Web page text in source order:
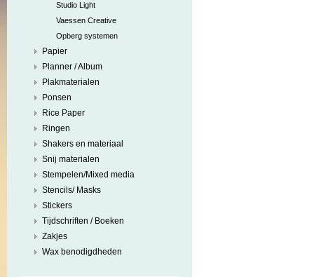
Studio Light
Vaessen Creative
Opberg systemen
Papier
Planner / Album
Plakmaterialen
Ponsen
Rice Paper
Ringen
Shakers en materiaal
Snij materialen
Stempelen/Mixed media
Stencils/ Masks
Stickers
Tijdschriften / Boeken
Zakjes
Wax benodigdheden